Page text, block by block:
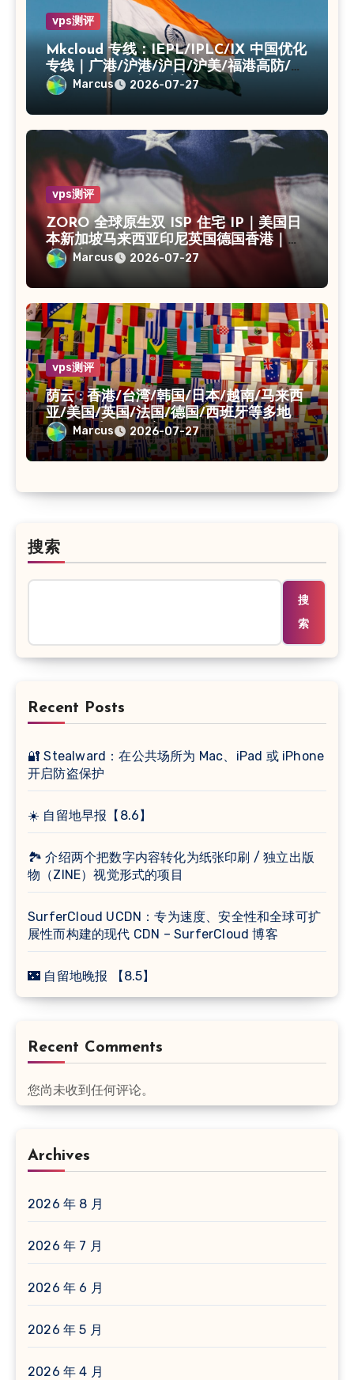
vps测评
Mkcloud 专线：IEPL/IPLC/IX 中国优化
专线｜广港/沪港/沪日/沪美/福港高防/上
海CN2｜入口出口独享IP
Marcus 2026-07-27
vps测评
ZORO 全球原生双 ISP 住宅 IP｜美国日
本新加坡马来西亚印尼英国德国香港｜独
享静态 IPv4
Marcus 2026-07-27
vps测评
荫云 : 香港/台湾/韩国/日本/越南/马来西
亚/美国/英国/法国/德国/西班牙等多地
VPS/原生IP /住宅IP/双ISP
Marcus 2026-07-27
搜索
搜
索
Recent Posts
🔐 Stealward：在公共场所为 Mac、iPad 或 iPhone
开启防盗保护
☀️ 自留地早报【8.6】
🏞 介绍两个把数字内容转化为纸张印刷 / 独立出版
物（ZINE）视觉形式的项目
SurferCloud UCDN：专为速度、安全性和全球可扩
展性而构建的现代 CDN – SurferCloud 博客
🌃 自留地晚报 【8.5】
Recent Comments
您尚未收到任何评论。
Archives
2026 年 8 月
2026 年 7 月
2026 年 6 月
2026 年 5 月
2026 年 4 月